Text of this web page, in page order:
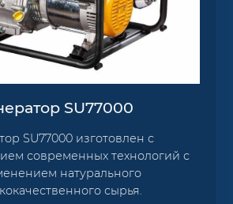
SU77000
SU77000 изготовлен с
современных технологий с
натурального
сырья.